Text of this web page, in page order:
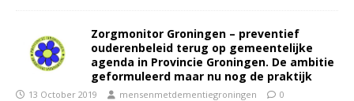
Zorgmonitor Groningen – preventief
ouderenbeleid terug op gemeentelijke
agenda in Provincie Groningen. De ambitie
geformuleerd maar nu nog de praktijk
13 October 2019 mensenmetdementiegroningen 0